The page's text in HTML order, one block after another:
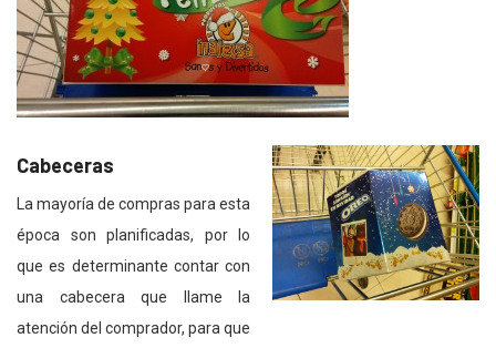
Cabeceras
La mayoría de compras para esta
época son planificadas, por lo
que es determinante contar con
una cabecera que llame la
atención del comprador, para que